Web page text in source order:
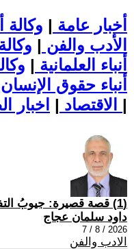
أخبار عامة | وكالة
الأدب والفن |
أنباء العلمانية |
أنباء حقوق الإنسان
الاقتصاد | |
(1) قصة قصيرة: جيوبُ التفكير
داود سلمان عجاج
2026 / 8 / 7
الادب والفن